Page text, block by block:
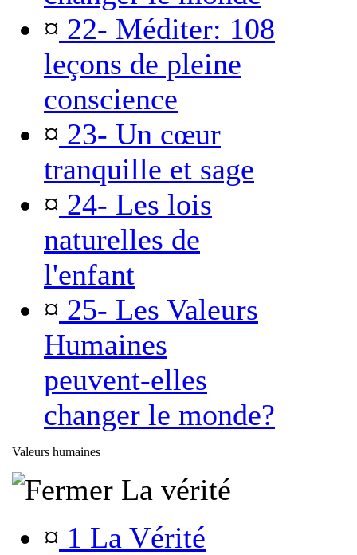
¤ 22- Méditer: 108
leçons de pleine
conscience
¤ 23- Un cœur
tranquille et sage
¤ 24- Les lois
naturelles de
l'enfant
¤ 25- Les Valeurs
Humaines
peuvent-elles
changer le monde?
Valeurs humaines
La vérité
¤ 1 La Vérité